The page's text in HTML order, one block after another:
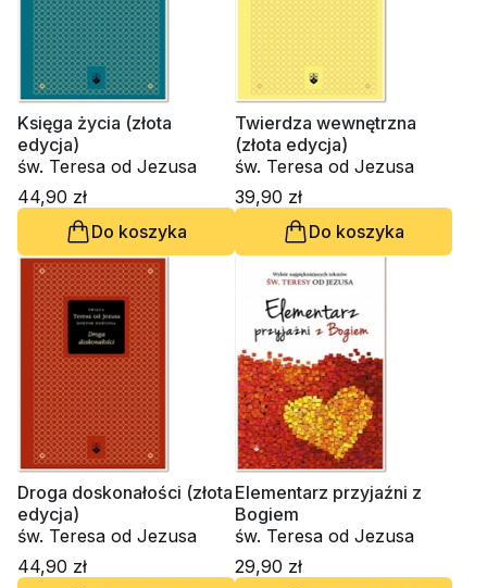
Księga życia (złota
edycja)
św. Teresa od Jezusa
44,90 zł
Do koszyka
Twierdza wewnętrzna
(złota edycja)
św. Teresa od Jezusa
39,90 zł
Do koszyka
Droga doskonałości (złota
edycja)
św. Teresa od Jezusa
44,90 zł
Elementarz przyjaźni z
Bogiem
św. Teresa od Jezusa
29,90 zł